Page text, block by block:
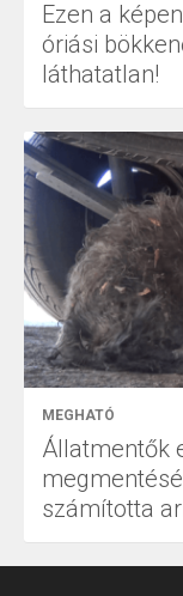
Ezen a
óriási
láthatatlan!
MEGHATÓ
Állatmentők
számította